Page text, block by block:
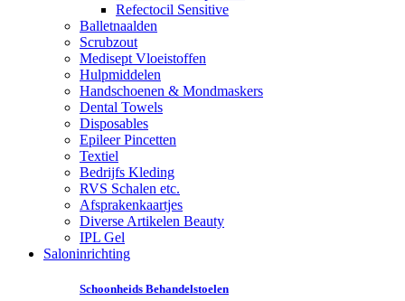
Refectocil Sensitive
Balletnaalden
Scrubzout
Medisept Vloeistoffen
Hulpmiddelen
Handschoenen & Mondmaskers
Dental Towels
Disposables
Epileer Pincetten
Textiel
Bedrijfs Kleding
RVS Schalen etc.
Afsprakenkaartjes
Diverse Artikelen Beauty
IPL Gel
Saloninrichting
Schoonheids Behandelstoelen